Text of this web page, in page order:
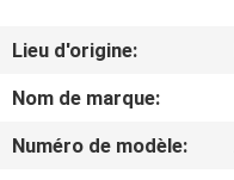
SUJET
DE
NOUS
Lieu d'origine:
Nom de marque:
Numéro de modèle: